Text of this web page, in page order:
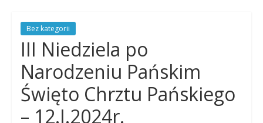
Chrystusa
Dobrego
Pasterza
Bez kategorii
III Niedziela po
Narodzeniu Pańskim
Święto Chrztu Pańskiego
– 12.I.2024r.